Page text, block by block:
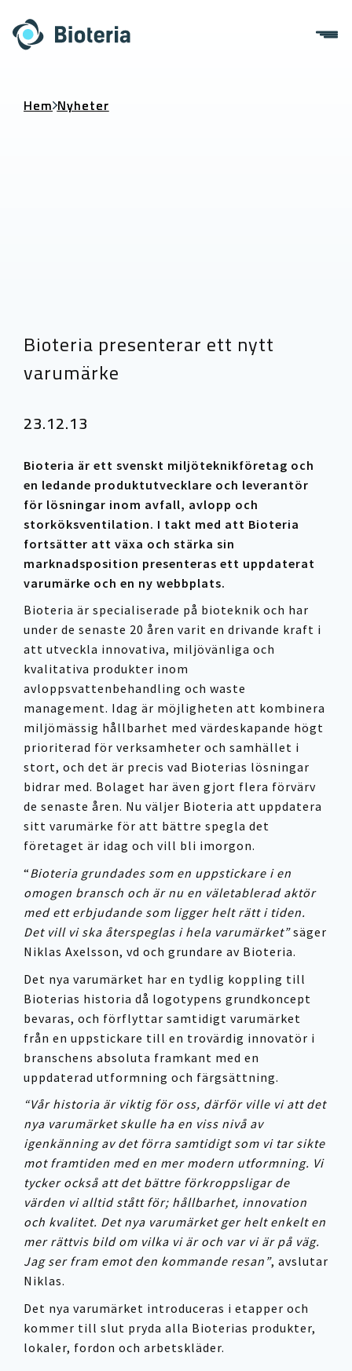
to
content
HemNyheter
Bioteria presenterar ett nytt
varumärke
23.12.13
Bioteria är ett svenskt miljöteknikföretag och
en ledande produktutvecklare och leverantör
för lösningar inom avfall, avlopp och
storköksventilation. I takt med att Bioteria
fortsätter att växa och stärka sin
marknadsposition presenteras ett uppdaterat
varumärke och en ny webbplats.
Bioteria är specialiserade på bioteknik och har
under de senaste 20 åren varit en drivande kraft i
att utveckla innovativa, miljövänliga och
kvalitativa produkter inom
avloppsvattenbehandling och waste
management. Idag är möjligheten att kombinera
miljömässig hållbarhet med värdeskapande högt
prioriterad för verksamheter och samhället i
stort, och det är precis vad Bioterias lösningar
bidrar med. Bolaget har även gjort flera förvärv
de senaste åren. Nu väljer Bioteria att uppdatera
sitt varumärke för att bättre spegla det
företaget är idag och vill bli imorgon.
“Bioteria grundades som en uppstickare i en
omogen bransch och är nu en väletablerad aktör
med ett erbjudande som ligger helt rätt i tiden.
Det vill vi ska återspeglas i hela varumärket”säger
Niklas Axelsson, vd och grundare av Bioteria.
Det nya varumärket har en tydlig koppling till
Bioterias historia då logotypens grundkoncept
bevaras, och förflyttar samtidigt varumärket
från en uppstickare till en trovärdig innovatör i
branschens absoluta framkant med en
uppdaterad utformning och färgsättning.
“Vår historia är viktig för oss, därför ville vi att det
nya varumärket skulle ha en viss nivå av
igenkänning av det förra samtidigt som vi tar sikte
mot framtiden med en mer modern utformning. Vi
tycker också att det bättre förkroppsligar de
värden vi alltid stått för; hållbarhet, innovation
och kvalitet. Det nya varumärket ger helt enkelt en
mer rättvis bild om vilka vi är och var vi är på väg.
Jag ser fram emot den kommande resan”, avslutar
Niklas.
Det nya varumärket introduceras i etapper och
kommer till slut pryda alla Bioterias produkter,
lokaler, fordon och arbetskläder.